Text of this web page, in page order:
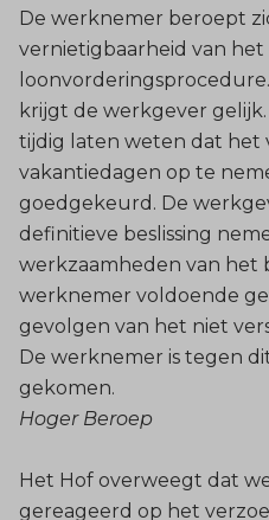
De werknemer beroept
vernietigbaarheid van
krijgt de werkgever
tijdig laten weten dat het
vakantiedagen op te
goedgekeurd. De
definitieve beslissing
werkzaamheden van het
werknemer voldoende
gevolgen van het niet
De werknemer is tegen
gekomen.
Hoger Beroep
Het Hof overweegt dat
gereageerd op het